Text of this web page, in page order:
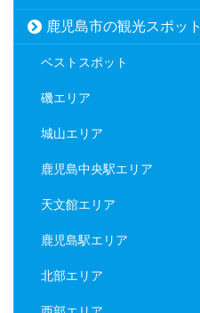
鹿児島市の観光スポット
ベストスポット
磯エリア
城山エリア
鹿児島中央駅エリア
天文館エリア
鹿児島駅エリア
北部エリア